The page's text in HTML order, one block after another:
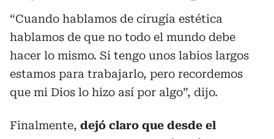
“Cuando hablamos de cirugía estética
hablamos de que no todo el mundo debe
hacer lo mismo. Si tengo unos labios largos
estamos para trabajarlo, pero recordemos
que mi Dios lo hizo así por algo”, dijo.
Finalmente, dejó claro que desde el